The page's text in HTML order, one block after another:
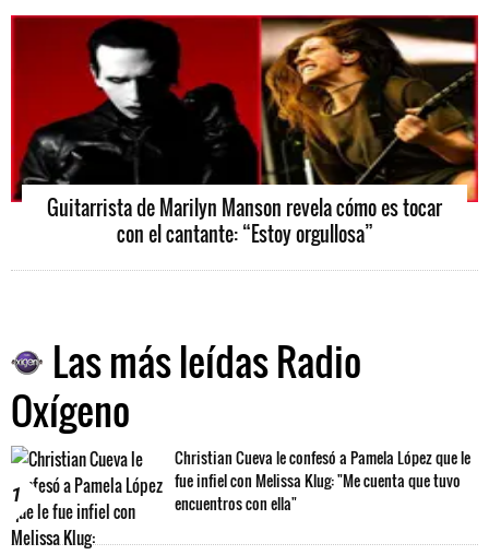
Guitarrista de Marilyn Manson revela cómo es tocar
con el cantante: “Estoy orgullosa”
Las más leídas Radio
Oxígeno
1
Christian Cueva le confesó a Pamela López que le
fue infiel con Melissa Klug: "Me cuenta que tuvo
encuentros con ella"